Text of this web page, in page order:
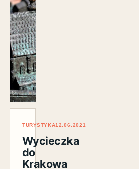
TURYSTYKA12.06.2021
Wycieczka
do
Krakowa